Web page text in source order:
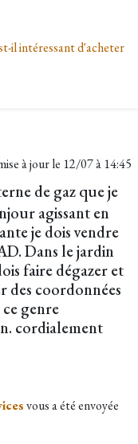
il intéressant d'acheter
à jour le 12/07 à 14:45
de gaz que je
agissant en
je dois vendre
Dans le jardin
faire dégazer et
des coordonnées
genre
cordialement
vous a été envoyée